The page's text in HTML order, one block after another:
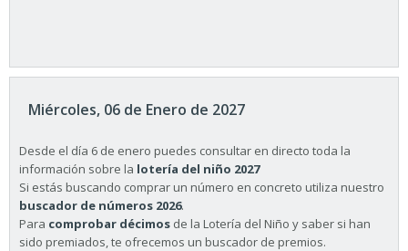
Miércoles, 06 de Enero de 2027
Desde el día 6 de enero puedes consultar en directo toda la
información sobre la lotería del niño 2027
Si estás buscando comprar un número en concreto utiliza nuestro
buscador de números 2026.
Para comprobar décimos de la Lotería del Niño y saber si han
sido premiados, te ofrecemos un buscador de premios.